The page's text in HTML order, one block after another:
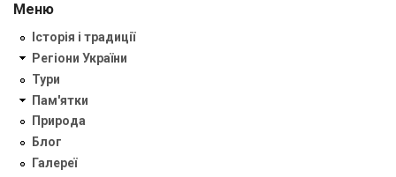
Меню
Історія і традиції
Регіони України
Тури
Пам'ятки
Природа
Блог
Галереї